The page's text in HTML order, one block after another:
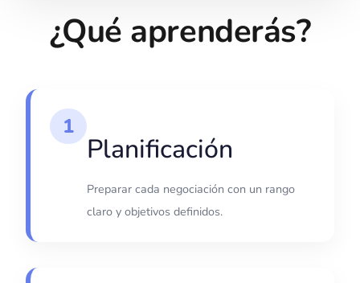
¿Qué aprenderás?
1
Planificación
Preparar cada negociación con un rango
claro y objetivos definidos.